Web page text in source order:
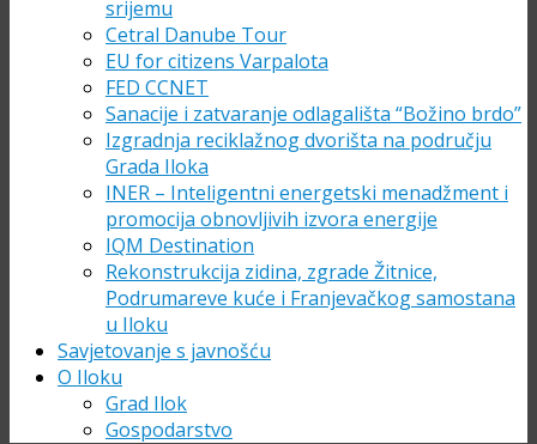
srijemu
Cetral Danube Tour
EU for citizens Varpalota
FED CCNET
Sanacije i zatvaranje odlagališta “Božino brdo”
Izgradnja reciklažnog dvorišta na području
Grada Iloka
INER – Inteligentni energetski menadžment i
promocija obnovljivih izvora energije
IQM Destination
Rekonstrukcija zidina, zgrade Žitnice,
Podrumareve kuće i Franjevačkog samostana
u Iloku
Savjetovanje s javnošću
O Iloku
Grad Ilok
Gospodarstvo